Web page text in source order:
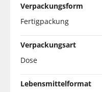
Verpackungsform
Fertigpackung
Verpackungsart
Dose
Lebensmittelformat